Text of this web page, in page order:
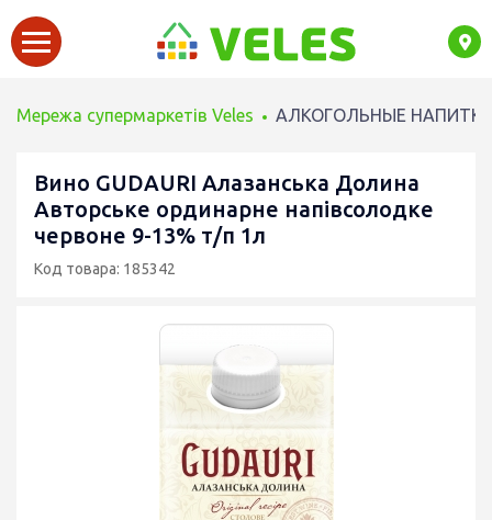
Мережа супермаркетів Veles АЛКОГОЛЬНЫЕ
Вино GUDAURI Алазанська Долина
Авторське ординарне напівсолодке
червоне 9-13% т/п 1л
Код товара: 185342